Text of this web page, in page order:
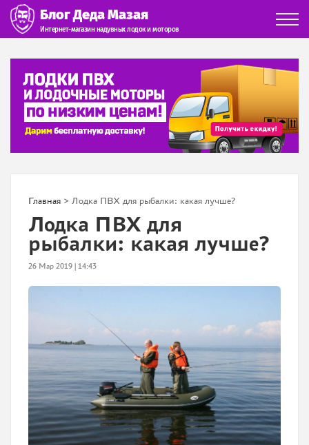
Блог Деда Мазая
Интернет-магазин надувных лодок и моторов
Главная > Лодка ПВХ для рыбалки: какая лучше?
Лодка ПВХ для
рыбалки: какая лучше?
26 Мар 2019 | 14:43